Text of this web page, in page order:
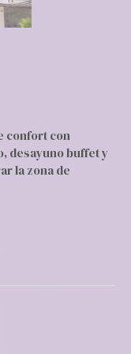
confort con
desayuno buffet y
la zona de